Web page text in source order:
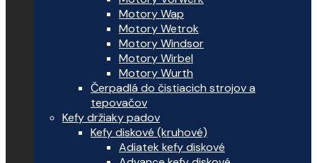
Motory Wap
Motory Wetrok
Motory Windsor
Motory Wirbel
Motory Wurth
Čerpadlá do čistiacich strojov a
tepovačov
Kefy držiaky padov
Kefy diskové (kruhové)
Adiatek kefy diskové